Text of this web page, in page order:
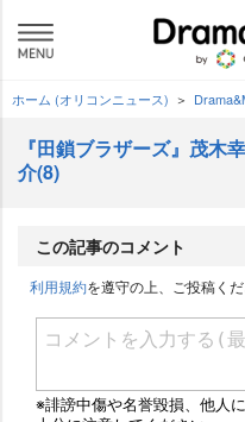
ホーム (オリコンニュース)
『田鎖ブラザーズ』茂木
介(8)
この記事のコメント
利用規約を遵守の上、ご投稿くだ